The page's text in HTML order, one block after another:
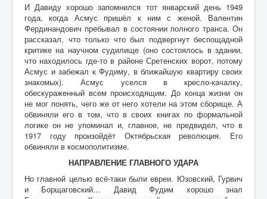
И Давиду хорошо запомнился тот январский день 1949
года, когда Асмус пришёл к ним с женой. Валентин
Фердинандович пребывал в состоянии полного транса. Он
рассказал, что только что был подвергнут беспощадной
критике на научном судилище (оно состоялось в здании,
что находилось где-то в районе Сретенских ворот, потому
Асмус и забежал к Фудиму, в ближайшую квартиру своих
знакомых). Асмус уселся в кресло-качалку,
обескураженный всем происходящим. До конца жизни он
не мог понять, чего же от него хотели на этом сборище. А
обвиняли его в том, что в своих книгах по формальной
логике он не упоминал и, главное, не предвидел, что в
1917 году произойдёт Октябрьская революция. Его
обвиняли в космополитизме.
НАПРАВЛЕНИЕ ГЛАВНОГО УДАРА
Но главной целью всё-таки были евреи. Юзовский, Гурвич
и Борщаговский… Давид Фудим хорошо знал